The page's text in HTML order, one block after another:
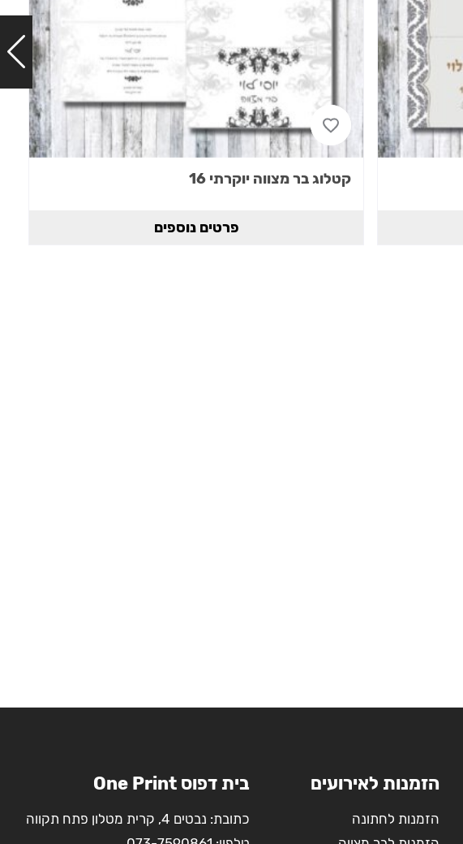
קטלוג בר מצווה יוקרתי 16
פרטים נוספים
הזמנות לאירועים
הזמנות לחתונה
בית דפוס One Print
כתובת: נבטים 4, קרית מטלון פתח תקווה